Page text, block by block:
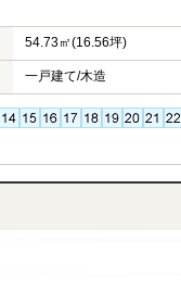
54.73㎡(16.56坪)
一戸建て/木造